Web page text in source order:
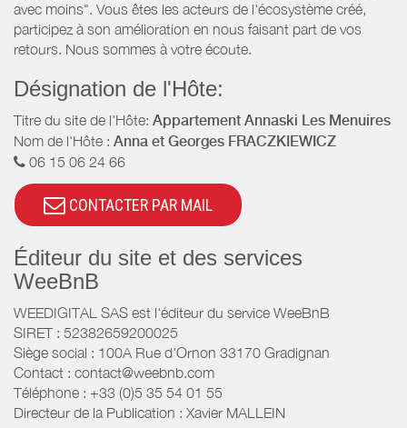
avec moins". Vous êtes les acteurs de l'écosystème créé,
participez à son amélioration en nous faisant part de vos
retours. Nous sommes à votre écoute.
Désignation de l'Hôte:
Titre du site de l'Hôte: Appartement Annaski Les Menuires
Nom de l'Hôte : Anna et Georges FRACZKIEWICZ
06 15 06 24 66
CONTACTER PAR MAIL
Éditeur du site et des services
WeeBnB
WEEDIGITAL SAS est l'éditeur du service WeeBnB
SIRET : 52382659200025
Siège social : 100A Rue d'Ornon 33170 Gradignan
Contact : contact@weebnb.com
Téléphone : +33 (0)5 35 54 01 55
Directeur de la Publication : Xavier MALLEIN